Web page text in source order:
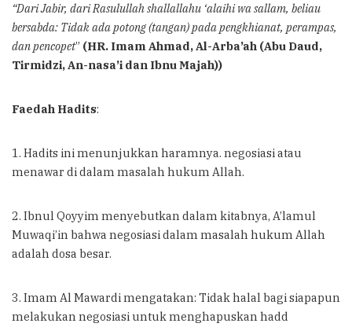
“Dari Jabir, dari Rasulullah shallallahu ‘alaihi wa sallam, beliau
bersabda: Tidak ada potong (tangan) pada pengkhianat, perampas,
dan pencopet” (HR. Imam Ahmad, Al-Arba’ah (Abu Daud,
Tirmidzi, An-nasa’i dan Ibnu Majah))
Faedah Hadits:
1. Hadits ini menunjukkan haramnya. negosiasi atau
menawar di dalam masalah hukum Allah.
2. Ibnul Qoyyim menyebutkan dalam kitabnya, A’lamul
Muwaqi’in bahwa negosiasi dalam masalah hukum Allah
adalah dosa besar.
3. Imam Al Mawardi mengatakan: Tidak halal bagi siapapun
melakukan negosiasi untuk menghapuskan hadd